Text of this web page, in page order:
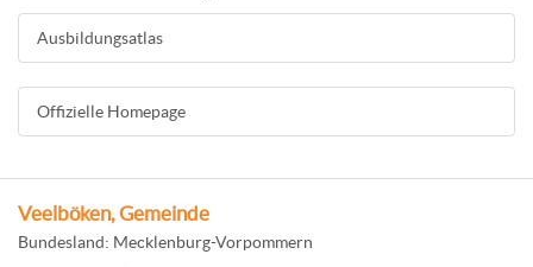
Ausbildungsatlas
Offizielle Homepage
Veelböken, Gemeinde
Bundesland: Mecklenburg-Vorpommern